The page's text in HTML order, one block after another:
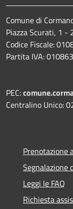
Comune di
Piazza Scurati, 1 -
Codice Fiscale:
Partita IVA:
PEC:
Centralino Unico:
Prenotazione
Segnalazione
Leggi le FAQ
Richiesta